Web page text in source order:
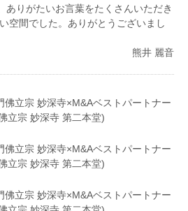
地のミラクルミュージック』、sky
。日本テレビ系列ドラマにおいて手の
ロジェクト『Rusing Sun』音楽メン
のボランティアコンサート、東京での
ありがたいお言葉をたくさんいただき
空間でした。ありがとうございまし
熊井 麗音